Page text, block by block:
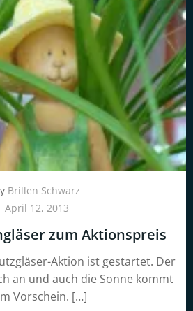
Brillen Schwarz
April 12, 2013
zum Aktionspreis
Aktion ist gestartet. Der
an und auch die Sonne kommt
Vorschein. […]